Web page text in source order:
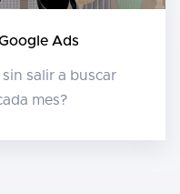
Ads
salir a buscar
mes?